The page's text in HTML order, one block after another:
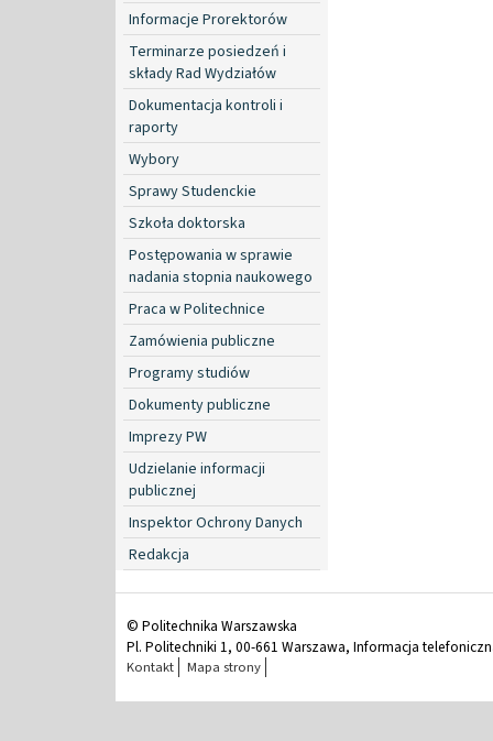
Informacje Prorektorów
Terminarze posiedzeń i
składy Rad Wydziałów
Dokumentacja kontroli i
raporty
Wybory
Sprawy Studenckie
Szkoła doktorska
Postępowania w sprawie
nadania stopnia naukowego
Praca w Politechnice
Zamówienia publiczne
Programy studiów
Dokumenty publiczne
Imprezy PW
Udzielanie informacji
publicznej
Inspektor Ochrony Danych
Redakcja
© Politechnika Warszawska
Pl. Politechniki 1, 00-661 Warszawa, Informacja
Kontakt Mapa strony